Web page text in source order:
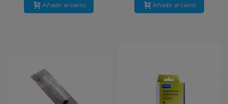
Añadir al carro Añadir al carro